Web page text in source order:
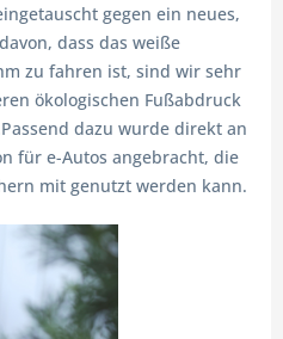
gegen ein neues,
dass das weiße
zu fahren ist, sind wir sehr
ökologischen Fußabdruck
Passend dazu wurde direkt an
für e-Autos angebracht, die
mit genutzt werden kann.